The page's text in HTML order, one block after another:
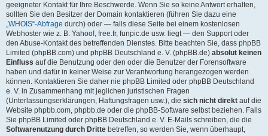
geeigneter Kontakt für Ihre Beschwerde. Wenn Sie so keine Antwort erhalten,
sollten Sie den Besitzer der Domain kontaktieren (führen Sie dazu eine
„WHOIS“-Abfrage durch) oder — falls diese Seite bei einem kostenlosen
Webhoster wie z. B. Yahoo!, free.fr, funpic.de usw. liegt — den Support oder
den Abuse-Kontakt des betreffenden Dienstes. Bitte beachten Sie, dass phpBB
Limited (phpBB.com) und phpBB Deutschland e. V. (phpBB.de) absolut keinen
Einfluss auf die Benutzung oder den oder die Benutzer der Forensoftware
haben und dafür in keiner Weise zur Verantwortung herangezogen werden
können. Kontaktieren Sie daher nie phpBB Limited oder phpBB Deutschland
e. V. in Zusammenhang mit jeglichen juristischen Fragen
(Unterlassungserklärungen, Haftungsfragen usw.), die sich nicht direkt auf die
Website phpbb.com, phpbb.de oder die phpBB-Software selbst beziehen. Falls
Sie phpBB Limited oder phpBB Deutschland e. V. E-Mails schreiben, die die
Softwarenutzung durch Dritte betreffen, so werden Sie, wenn überhaupt,